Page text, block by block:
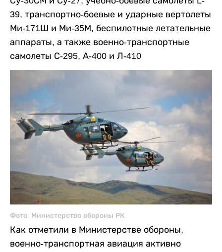
39, транспортно-боевые и ударные вертолеты
Ми-171Ш и Ми-35М, беспилотные летательные
аппараты, а также военно-транспортные
самолеты С-295, А-400 и Л-410
Фото: Министерство обороны РК
Как отметили в Министерстве обороны,
военно-транспортная авиация активно